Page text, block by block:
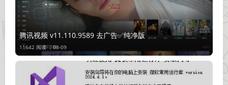
腾讯视频 v11.110.9589 去广告✅纯净版
11642 阅读 ，08-09